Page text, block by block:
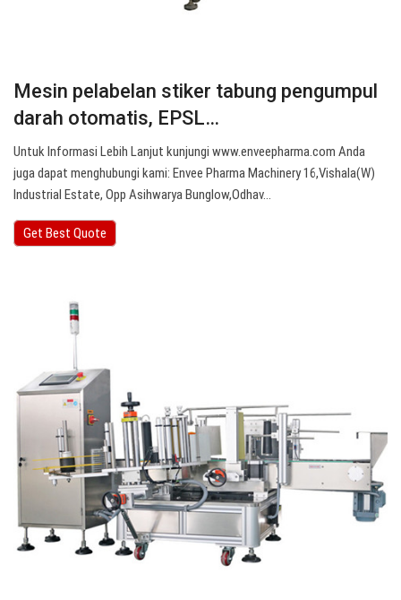
Mesin pelabelan stiker tabung pengumpul
darah otomatis, EPSL…
Untuk Informasi Lebih Lanjut kunjungi www.enveepharma.com Anda
juga dapat menghubungi kami: Envee Pharma Machinery 16,Vishala(W)
Industrial Estate, Opp Asihwarya Bunglow,Odhav…
Get Best Quote